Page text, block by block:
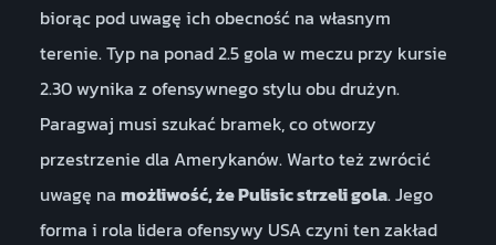
biorąc pod uwagę ich obecność na własnym
terenie. Typ na ponad 2.5 gola w meczu przy kursie
2.30 wynika z ofensywnego stylu obu drużyn.
Paragwaj musi szukać bramek, co otworzy
przestrzenie dla Amerykanów. Warto też zwrócić
uwagę na możliwość, że Pulisic strzeli gola. Jego
forma i rola lidera ofensywy USA czyni ten zakład